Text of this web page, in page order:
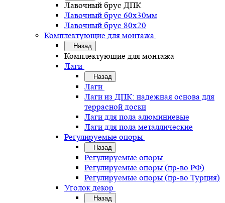
Лавочный брус ДПК
Лавочный брус 60х30мм
Лавочный брус 80х20
Комплектующие для монтажа
Назад
Комплектующие для монтажа
Лаги
Назад
Лаги
Лаги из ДПК: надежная основа для
террасной доски
Лаги для пола алюминиевые
Лаги для пола металлические
Регулируемые опоры
Назад
Регулируемые опоры
Регулируемые опоры (пр-во РФ)
Регулируемые опоры (пр-во Турция)
Уголок декор
Назад